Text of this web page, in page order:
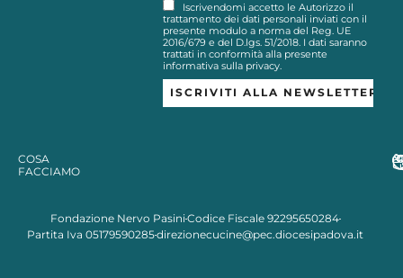
Iscrivendomi accetto le Autorizzo il
trattamento dei dati personali inviati con il
presente modulo a norma del Reg. UE
2016/679 e del D.lgs. 51/2018. I dati saranno
trattati in conformità alla presente
informativa sulla privacy.
COSA
FACCIAMO
Fondazione Nervo PasiniCodice Fiscale 92295650284
Partita Iva 05179590285direzionecucine@pec.diocesipadova.it